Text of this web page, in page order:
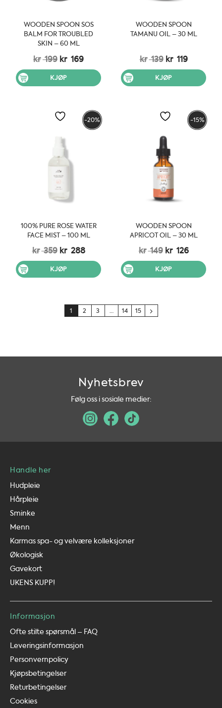
WOODEN SPOON SOS
BALM FOR TROUBLED
SKIN – 60 ML
kr199 Opprinnelig
pris
var:
kr 199.
kr 169Nåværende
pris
kr 169.
KJØP
WOODEN SPOON
TAMANU OIL – 30 ML
kr139 Opprinnelig
pris
var:
kr 139.
kr 119
pris
kr 119.
KJØP
-20%
100% PURE ROSE WATER
FACE MIST – 100 ML
kr359 Opprinnelig
pris
var:
kr 359.
kr 288Nåværende
pris
kr 288.
KJØP
-15%
WOODEN SPOON
APRICOT OIL – 30 ML
kr149 Opprinnelig
pris
var:
kr 149.
kr 126
pris
kr 126.
KJØP
1 2 3 … 14 15
Nyhetsbrev
Følg oss i sosiale medier:
Handle her
Hudpleie
Hårpleie
Sminke
Menn
Karmas spa- og velvære kolleksjoner
Økologisk
Gavekort
UKENS KUPP!
Informasjon
Ofte stilte spørsmål – FAQ
Leveringsinformasjon
Personvernpolicy
Kjøpsbetingelser
Returbetingelser
Cookies